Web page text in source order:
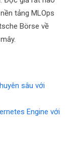
tảng MLOps
Börse về
sâu với
Engine với